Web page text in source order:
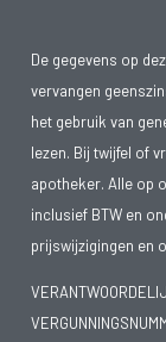
De gegevens op
vervangen
het gebruik van
lezen. Bij twijfel of
apotheker. Alle op
inclusief BTW en
prijswijzigingen en